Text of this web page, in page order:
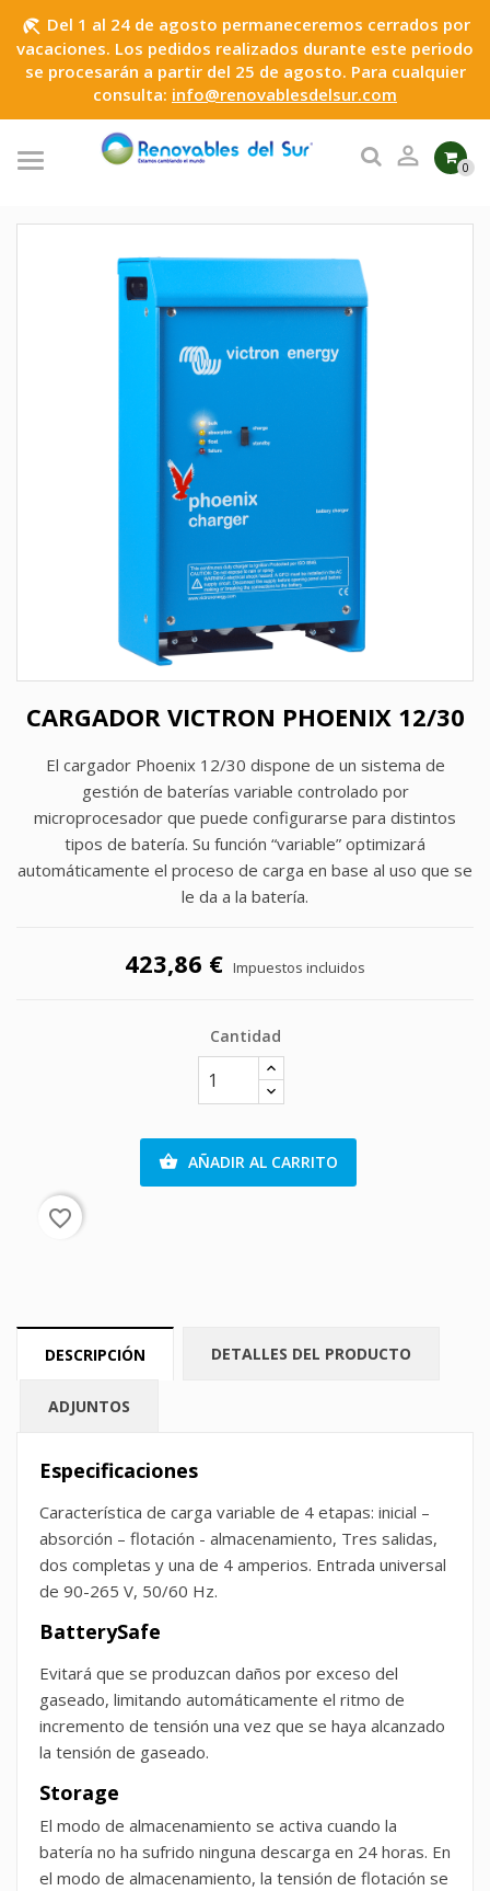
beach_access Del 1 al 24 de agosto permaneceremos cerrados por
vacaciones. Los pedidos realizados durante este periodo
se procesarán a partir del 25 de agosto. Para cualquier
consulta: info@renovablesdelsur.com
 0
CARGADOR VICTRON PHOENIX 12/30
El cargador Phoenix 12/30 dispone de un sistema de
gestión de baterías variable controlado por
microprocesador que puede configurarse para distintos
tipos de batería. Su función “variable” optimizará
automáticamente el proceso de carga en base al uso que se
le da a la batería.
423,86 € Impuestos incluidos
Cantidad
 AÑADIR AL CARRITO
favorite_border
DESCRIPCIÓN DETALLES DEL PRODUCTO
ADJUNTOS
Especificaciones
Característica de carga variable de 4 etapas: inicial –
absorción – flotación - almacenamiento, Tres salidas,
dos completas y una de 4 amperios. Entrada universal
de 90-265 V, 50/60 Hz.
BatterySafe
Evitará que se produzcan daños por exceso del
gaseado, limitando automáticamente el ritmo de
incremento de tensión una vez que se haya alcanzado
la tensión de gaseado.
Storage
El modo de almacenamiento se activa cuando la
batería no ha sufrido ninguna descarga en 24 horas. En
el modo de almacenamiento, la tensión de flotación se